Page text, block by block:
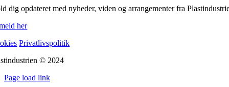
dig opdateret med nyheder, viden og arrangementer fra
her
Privatlivspolitik
© 2024
Page load link